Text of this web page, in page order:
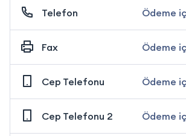
Telefon Ödeme
Fax Ödeme
Cep Telefonu Ödeme
Cep Telefonu 2 Ödeme